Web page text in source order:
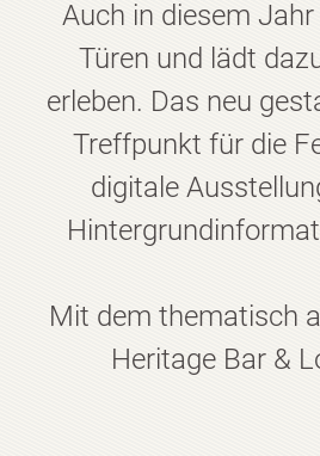
Auch in diesem
Türen und lädt
erleben. Das neu
Treffpunkt für die
digitale
Mit dem thematisch
Heritage Bar &